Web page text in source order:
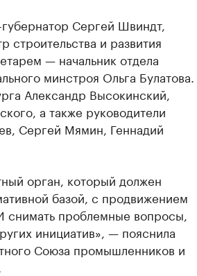
Сергей Швиндт,
и развития
— начальник отдела
минстроя Ольга Булатова.
Александр Высокинский,
а также руководители
Сергей Мямин, Геннадий
орган, который должен
базой, с продвижением
снимать проблемные вопросы,
инициатив», — пояснила
Союза промышленников и